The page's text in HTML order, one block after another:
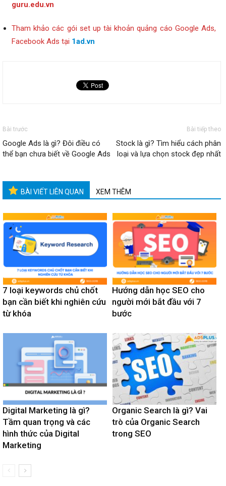
guru.edu.vn
Tham khảo các gói set up tài khoản quảng cáo Google Ads,
Facebook Ads tại 1ad.vn
Bài trước
Google Ads là gì? Đôi điều có
thể bạn chưa biết về Google Ads
Bài tiếp theo
Stock là gì? Tìm hiểu cách phân
loại và lựa chọn stock đẹp nhất
BÀI VIẾT LIÊN QUAN XEM THÊM
7 loại keywords chủ chốt
bạn cần biết khi nghiên cứu
từ khóa
Hướng dẫn học SEO cho
người mới bắt đầu với 7
bước
Digital Marketing là gì?
Tầm quan trọng và các
hình thức của Digital
Marketing
Organic Search là gì? Vai
trò của Organic Search
trong SEO